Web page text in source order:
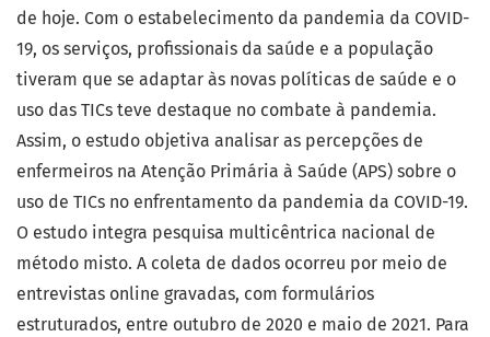
de hoje. Com o estabelecimento da pandemia da COVID-
19, os serviços, profissionais da saúde e a população
tiveram que se adaptar às novas políticas de saúde e o
uso das TICs teve destaque no combate à pandemia.
Assim, o estudo objetiva analisar as percepções de
enfermeiros na Atenção Primária à Saúde (APS) sobre o
uso de TICs no enfrentamento da pandemia da COVID-19.
O estudo integra pesquisa multicêntrica nacional de
método misto. A coleta de dados ocorreu por meio de
entrevistas online gravadas, com formulários
estruturados, entre outubro de 2020 e maio de 2021. Para